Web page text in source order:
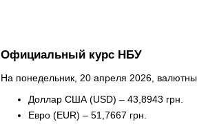
Официальный курс НБУ
На понедельник, 20 апреля 2026,
Доллар США (USD) – 43,8943 грн.
Евро (EUR) – 51,7667 грн.